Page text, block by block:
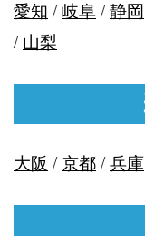
愛知 /岐阜/静岡
/山梨
大阪 /京都/兵庫